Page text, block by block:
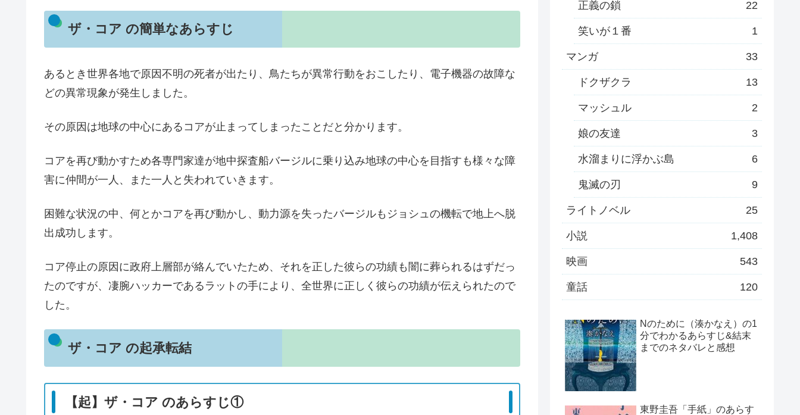
ザ・コア の簡単なあらすじ
あるとき世界各地で原因不明の死者が出たり、鳥たちが異常行動をおこしたり、電子機器の故障な
どの異常現象が発生しました。
その原因は地球の中心にあるコアが止まってしまったことだと分かります。
コアを再び動かすため各専門家達が地中探査船バージルに乗り込み地球の中心を目指すも様々な障
害に仲間が一人、また一人と失われていきます。
困難な状況の中、何とかコアを再び動かし、動力源を失ったバージルもジョシュの機転で地上へ脱
出成功します。
コア停止の原因に政府上層部が絡んでいたため、それを正した彼らの功績も闇に葬られるはずだっ
たのですが、凄腕ハッカーであるラットの手により、全世界に正しく彼らの功績が伝えられたので
した。
ザ・コア の起承転結
【起】ザ・コア のあらすじ①
正義の鎖 22
笑いが１番 1
マンガ 33
ドクザクラ 13
マッシュル 2
娘の友達 3
水溜まりに浮かぶ島 6
鬼滅の刃 9
ライトノベル 25
小説 1,408
映画 543
童話 120
Nのために（湊かなえ）の1
分でわかるあらすじ&結末
までのネタバレと感想
東野圭吾「手紙」のあらす